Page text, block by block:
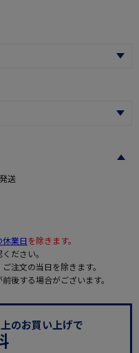
送
業日を除きます。
ださい。
注文の当日を除きます。
後する場合がございます。
のお買い上げで